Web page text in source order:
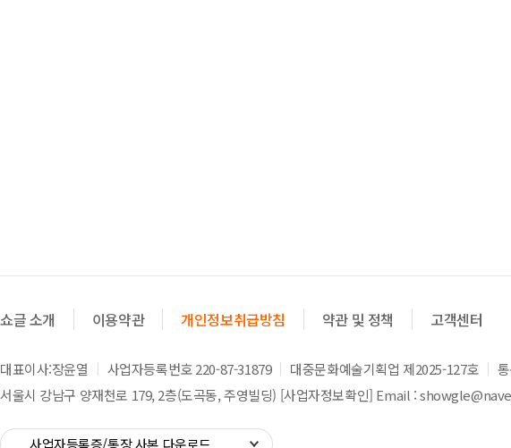
쇼글 소개 이용약관 개인정보취급방침 약관 및 정책 고객센터
대표이사:장윤열 사업자등록번호 220-87-31879 대중문화예술기획업 제2025-127호
서울시 강남구 양재천로 179, 2층(도곡동, 주영빌딩) [사업자정보확인] Email :
사업자등록증/통장 사본 다운로드